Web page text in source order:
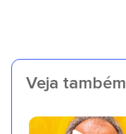
Veja também